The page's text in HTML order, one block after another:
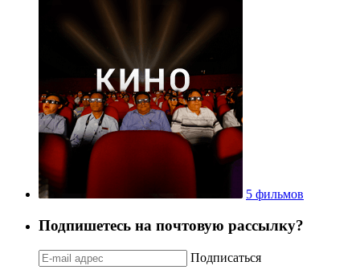
5 фильмов
Подпишетесь на почтовую рассылку?
Подписаться